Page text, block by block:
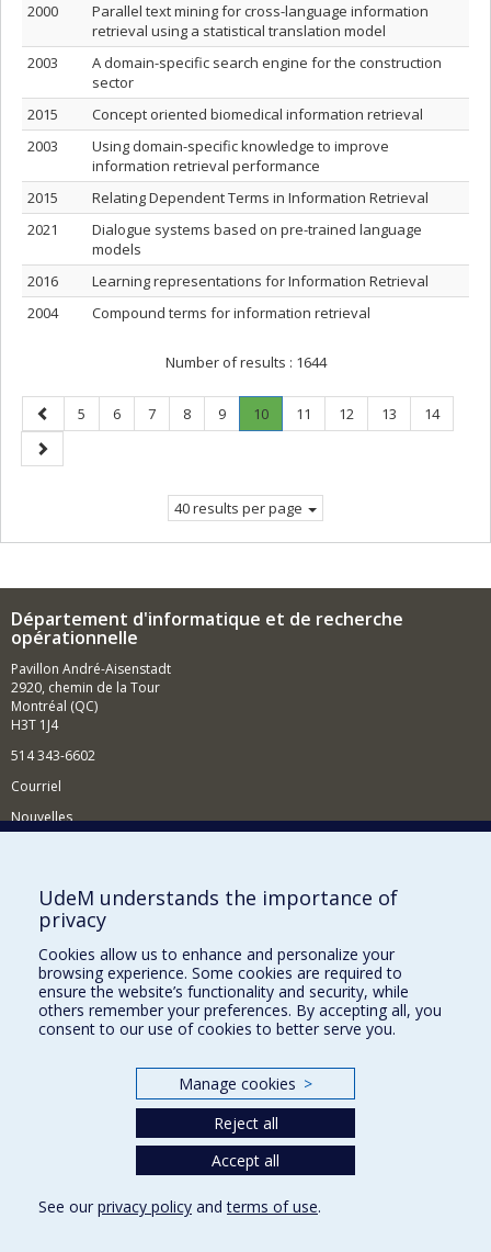
2000
Parallel text mining for cross-language information
retrieval using a statistical translation model
2003
A domain-specific search engine for the construction
sector
2015
Concept oriented biomedical information retrieval
2003
Using domain-specific knowledge to improve
information retrieval performance
2015
Relating Dependent Terms in Information Retrieval
2021
Dialogue systems based on pre-trained language
models
2016
Learning representations for Information Retrieval
2004
Compound terms for information retrieval
Number of results : 1644
Previous
page
Page
5 Page
6 Page
7 Page
8 Page
9 Page
10.
Current
Page
11 Page
12 Page
13 Page
14
Next
page
40 results per page
Département d'informatique et de recherche
opérationnelle
Pavillon André-Aisenstadt
2920, chemin de la Tour
Montréal (QC)
H3T 1J4
514 343-6602
Courriel
Nouvelles
Comment soutenir le Département?
BESOIN D'AIDE?
Plan du site
Signaler une erreur
Accessibilité
Nos départements et écoles
UdeM understands the importance of
privacy
Cookies allow us to enhance and personalize your
browsing experience. Some cookies are required to
ensure the website’s functionality and security, while
others remember your preferences. By accepting all, you
consent to our use of cookies to better serve you.
Manage cookies >
Reject all
Accept all
See our privacy policy andterms of use.